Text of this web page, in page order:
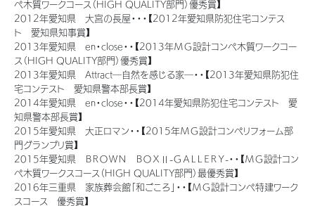
ペ木質ワークコース（HIGH QUALITY部門）優秀賞】
2012年愛知県 大宮の長屋・・・【2012年愛知県防犯住宅コンテス
ト 愛知県知事賞】
2013年愛知県 en・close・・【2013年ＭＧ設計コンペ木質ワークコー
ス（HIGH QUALITY部門）優秀賞】
2013年愛知県 Attract―自然を感じる家―・・【2013年愛知県防犯住
宅コンテスト 愛知県警本部長賞】
2014年愛知県 en・close・・【2014年愛知県防犯住宅コンテスト 愛
知県警本部長賞】
2015年愛知県 大正ロマン・・【2015年ＭＧ設計コンペリフォーム部
門グランプリ賞】
2015年愛知県 ＢＲＯＷＮ ＢＯＸⅡ-ＧＡＬＬＥＲＹ-・・【ＭＧ設計コン
ペ木質ワークスコース（HIGH QUALITY部門）最優秀賞】
2016年三重県 家族葬会館「和ごころ」・・【ＭＧ設計コンペ特建ワーク
スコース 優秀賞】